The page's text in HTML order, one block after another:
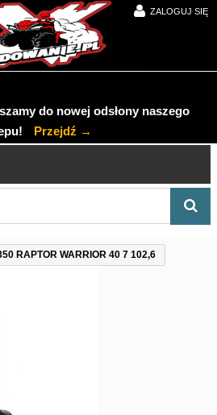
ZALOGUJ SIĘ
do nowej odsłony naszego
Przejdź →
RAPTOR WARRIOR 40 7 102,6